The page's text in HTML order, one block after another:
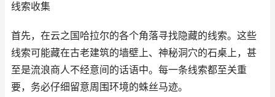
线索收集
首先，在云之国哈拉尔的各个角落寻找隐藏的线索。这些
线索可能藏在古老建筑的墙壁上、神秘洞穴的石桌上，甚
至是流浪商人不经意间的话语中。每一条线索都至关重
要，务必仔细留意周围环境的蛛丝马迹。